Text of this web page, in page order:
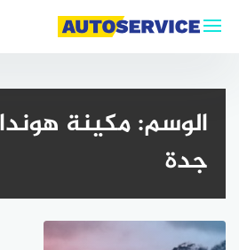
إلى
الوسم:مكينة
جدة